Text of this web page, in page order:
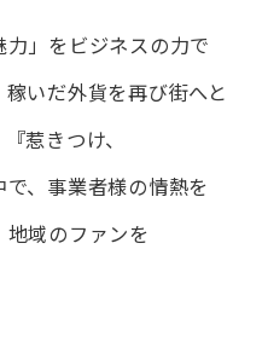
」を​ビジネスの​力で​
稼いだ外貨を​再び街へと​
『惹きつけ、​
、​事業者様の​情熱を​
地域の​ファンを​